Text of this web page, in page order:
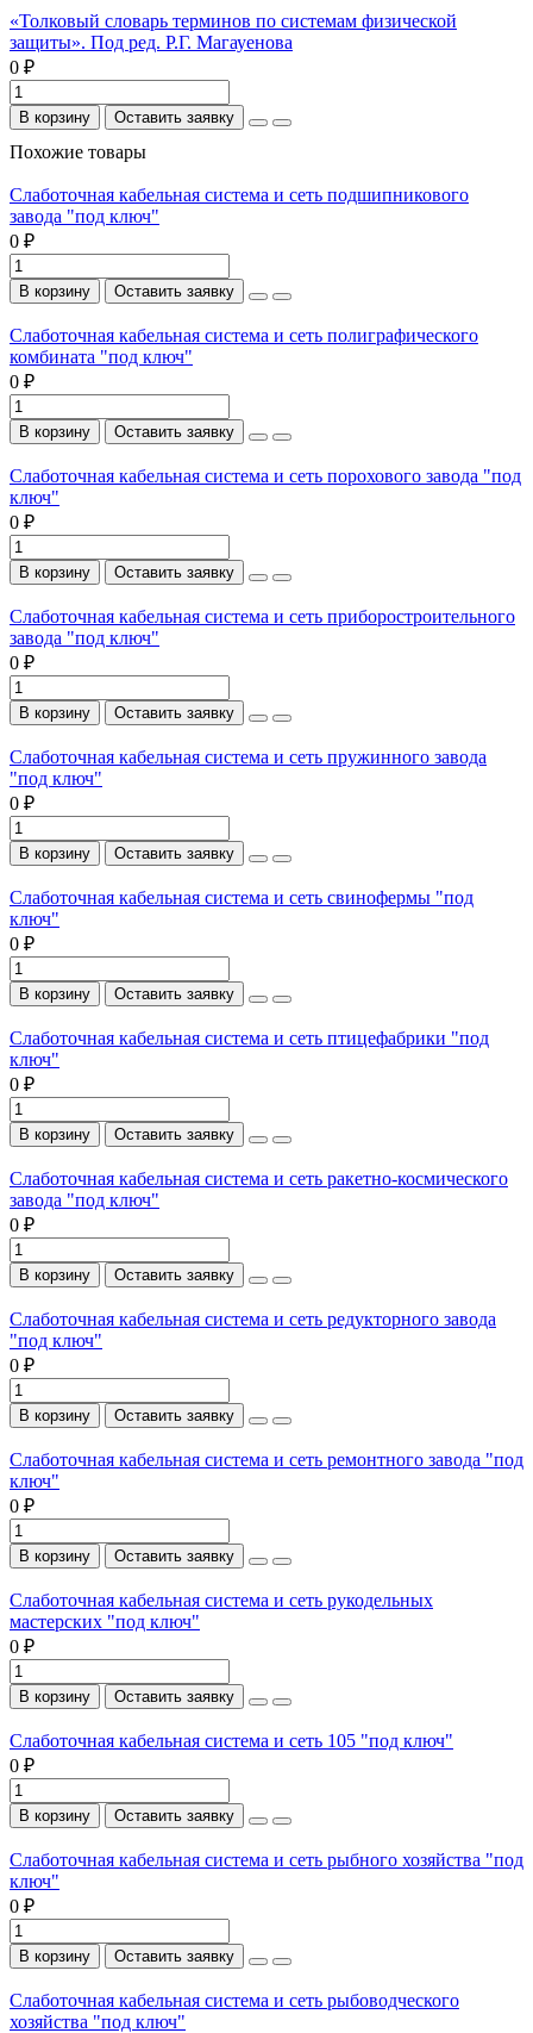
«Толковый словарь терминов по системам физической
защиты». Под ред. Р.Г. Магауенова
0 ₽
В корзину Оставить заявку
Похожие товары
Слаботочная кабельная система и сеть подшипникового
завода "под ключ"
0 ₽
В корзину Оставить заявку
Слаботочная кабельная система и сеть полиграфического
комбината "под ключ"
0 ₽
В корзину Оставить заявку
Слаботочная кабельная система и сеть порохового завода "под
ключ"
0 ₽
В корзину Оставить заявку
Слаботочная кабельная система и сеть приборостроительного
завода "под ключ"
0 ₽
В корзину Оставить заявку
Слаботочная кабельная система и сеть пружинного завода
"под ключ"
0 ₽
В корзину Оставить заявку
Слаботочная кабельная система и сеть свинофермы "под
ключ"
0 ₽
В корзину Оставить заявку
Слаботочная кабельная система и сеть птицефабрики "под
ключ"
0 ₽
В корзину Оставить заявку
Слаботочная кабельная система и сеть ракетно-космического
завода "под ключ"
0 ₽
В корзину Оставить заявку
Слаботочная кабельная система и сеть редукторного завода
"под ключ"
0 ₽
В корзину Оставить заявку
Слаботочная кабельная система и сеть ремонтного завода "под
ключ"
0 ₽
В корзину Оставить заявку
Слаботочная кабельная система и сеть рукодельных
мастерских "под ключ"
0 ₽
В корзину Оставить заявку
Слаботочная кабельная система и сеть 105 "под ключ"
0 ₽
В корзину Оставить заявку
Слаботочная кабельная система и сеть рыбного хозяйства "под
ключ"
0 ₽
В корзину Оставить заявку
Слаботочная кабельная система и сеть рыбоводческого
хозяйства "под ключ"